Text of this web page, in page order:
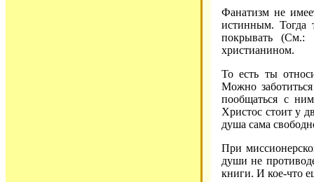
Фанатизм не
истинным. Тогда
покрывать
христианином.
То есть ты
Можно
пообщаться с
Христос стоит у
душа сама
При
души не
книги. И кое-что